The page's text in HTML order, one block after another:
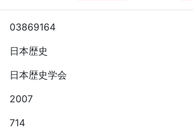
03869164
日本歴史
日本歴史学会
2007
714